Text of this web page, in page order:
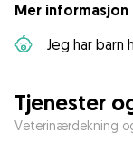
Mer informasjon
Jeg har barn
Tjenester
Veterinærdekning